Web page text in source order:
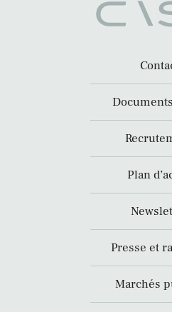
Plan
Presse et
Marchés